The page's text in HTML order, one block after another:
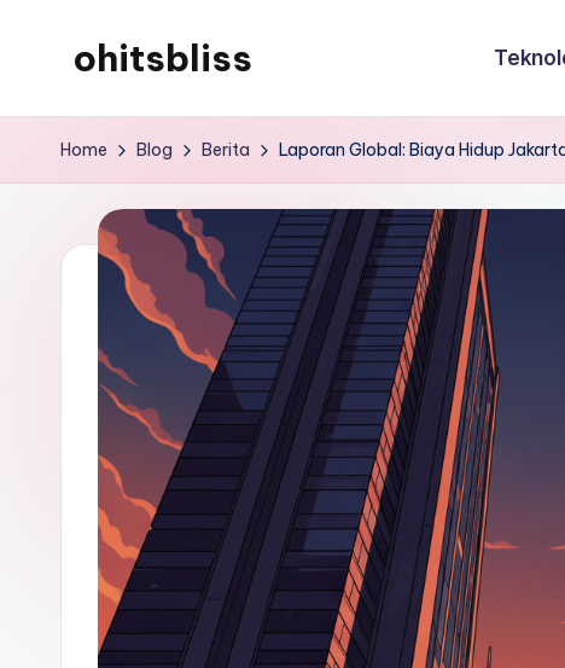
ohitsbliss
Home Blog Berita Laporan Global: Biaya Hidup